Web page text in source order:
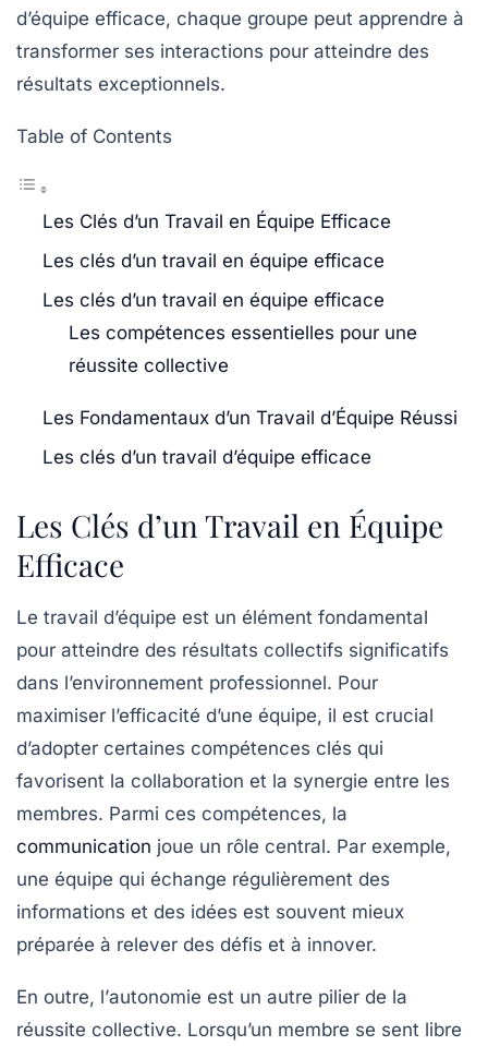
d’équipe efficace, chaque groupe peut apprendre à
transformer ses interactions pour atteindre des
résultats exceptionnels.
Table of Contents
Les Clés d’un Travail en Équipe Efficace
Les clés d’un travail en équipe efficace
Les clés d’un travail en équipe efficace
Les compétences essentielles pour une
réussite collective
Les Fondamentaux d’un Travail d’Équipe Réussi
Les clés d’un travail d’équipe efficace
Les Clés d’un Travail en Équipe
Efficace
Le travail d’équipe est un élément fondamental
pour atteindre des résultats collectifs significatifs
dans l’environnement professionnel. Pour
maximiser l’efficacité d’une équipe, il est crucial
d’adopter certaines compétences clés qui
favorisent la collaboration et la synergie entre les
membres. Parmi ces compétences, la
communication joue un rôle central. Par exemple,
une équipe qui échange régulièrement des
informations et des idées est souvent mieux
préparée à relever des défis et à innover.
En outre, l’autonomie est un autre pilier de la
réussite collective. Lorsqu’un membre se sent libre